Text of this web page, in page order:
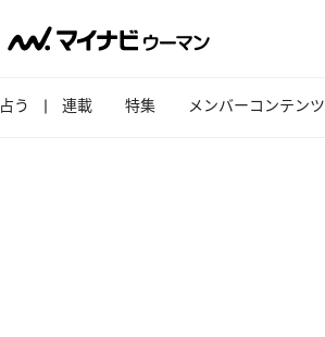
占う 連載 特集 メンバーコンテンツ